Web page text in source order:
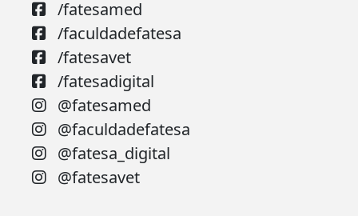
/fatesamed
/faculdadefatesa
/fatesavet
/fatesadigital
@fatesamed
@faculdadefatesa
@fatesa_digital
@fatesavet